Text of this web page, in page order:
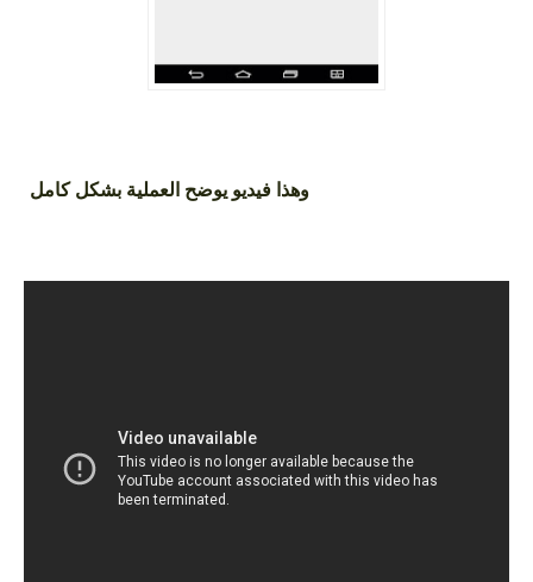
وهذا فيديو يوضح العملية بشكل كامل